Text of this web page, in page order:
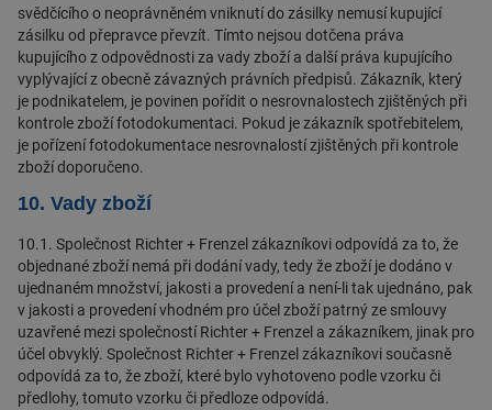
svědčícího o neoprávněném vniknutí do zásilky nemusí kupující
zásilku od přepravce převzít. Tímto nejsou dotčena práva
kupujícího z odpovědnosti za vady zboží a další práva kupujícího
vyplývající z obecně závazných právních předpisů. Zákazník, který
je podnikatelem, je povinen pořídit o nesrovnalostech zjištěných při
kontrole zboží fotodokumentaci. Pokud je zákazník spotřebitelem,
je pořízení fotodokumentace nesrovnalostí zjištěných při kontrole
zboží doporučeno.
10. Vady zboží
10.1. Společnost Richter + Frenzel zákazníkovi odpovídá za to, že
objednané zboží nemá při dodání vady, tedy že zboží je dodáno v
ujednaném množství, jakosti a provedení a není-li tak ujednáno, pak
v jakosti a provedení vhodném pro účel zboží patrný ze smlouvy
uzavřené mezi společností Richter + Frenzel a zákazníkem, jinak pro
účel obvyklý. Společnost Richter + Frenzel zákazníkovi současně
odpovídá za to, že zboží, které bylo vyhotoveno podle vzorku či
předlohy, tomuto vzorku či předloze odpovídá.